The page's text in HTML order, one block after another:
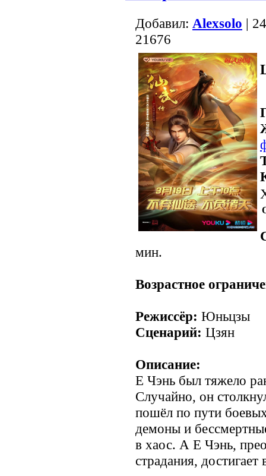
Добавил: Alexsolo |
21676
мин.
Возрастное
Режиссёр: Юньцзы
Сценарий: Цзян
Описание:
Е Чэнь был тяжело
Случайно, он
пошёл по пути
демоны и
в хаос. А Е Чэнь,
страдания,